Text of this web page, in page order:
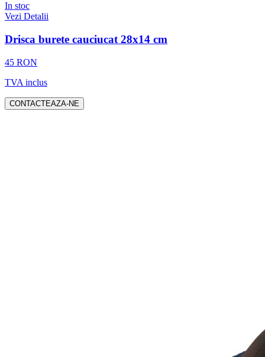
In stoc
Vezi Detalii
Drisca burete cauciucat 28x14 cm
45 RON
TVA inclus
CONTACTEAZA-NE